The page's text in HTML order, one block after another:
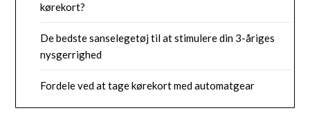
kørekort?
De bedste sanselegetøj til at stimulere din 3-åriges
nysgerrighed
Fordele ved at tage kørekort med automatgear